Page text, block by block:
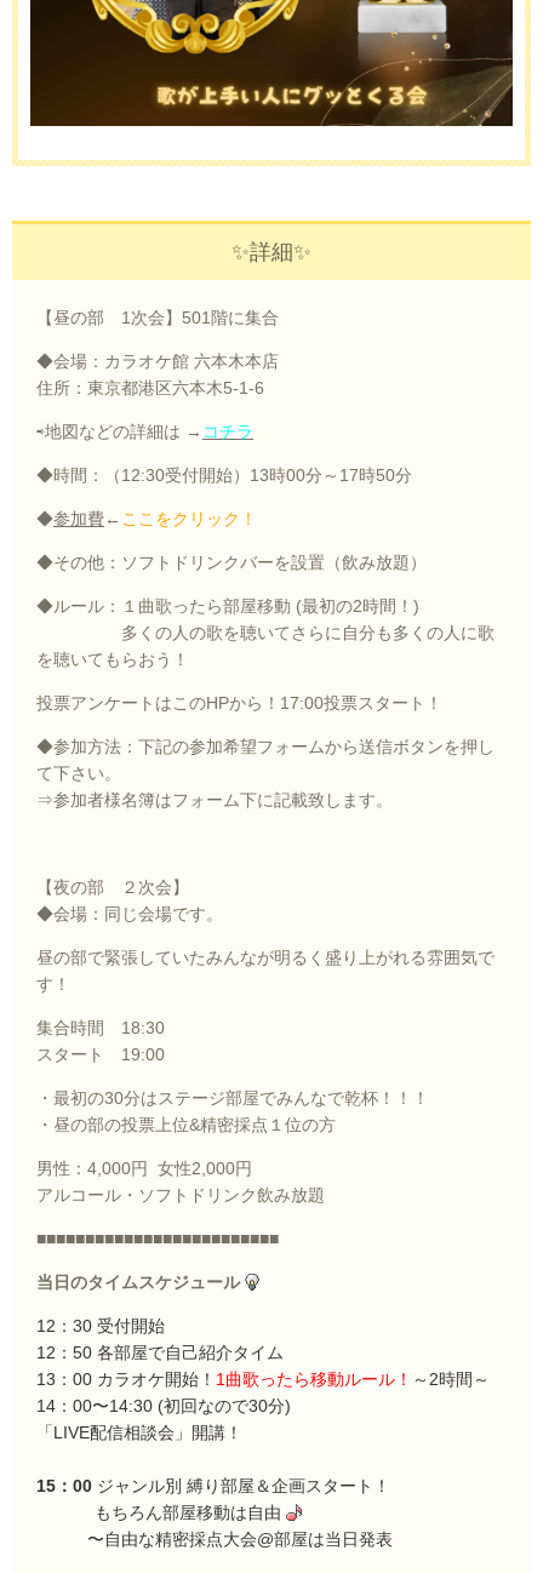
✨詳細✨
【昼の部 1次会】501階に集合
◆会場：カラオケ館 六本木本店
住所：東京都港区六本木5-1-6
⇨地図などの詳細は → コチラ
◆時間：（12:30受付開始） 13時00分～ 17時50分
◆参加費← ここをクリック！
◆その他：ソフトドリンクバーを設置（飲み放題）
◆ルール：１曲歌ったら部屋移動 (最初の2時間！ )
多くの人の歌を聴いてさらに自分も多くの人に歌
を聴いてもらおう！
投票アンケートはこのHPから！ 17:00投票スタート ！
◆参加方法：下記の参加希望フォームから送信ボタンを押し
て下さい。
⇒参加者様名簿はフォーム下に記載致します。
【夜の部 ２次会】
◆会場：同じ会場です。
昼の部で緊張していたみんなが明るく盛り上がれる雰囲気で
す！
集合時間 18:30
スタート 19:00
・最初の30分はステージ部屋でみんなで乾杯！！！
・昼の部の投票上位&精密採点１位の方
男性：4,000円 女性2,000円
アルコール・ソフトドリンク飲み放題
■■■■■■■■■■■■■■■■■■■■■■■■■
当日のタイムスケジュール
12：30 受付開始
12：50 各部屋で自己紹介タイム
13：00 カラオケ開始！ 1曲歌ったら移動ルール！ ～2時間～
14：00〜14:30 (初回なので30分)
「LIVE配信相談会」開講！
15：00 ジャンル別 縛り部屋＆企画スタート！
もちろん部屋移動は自由
〜自由な精密採点大会@部屋は当日発表